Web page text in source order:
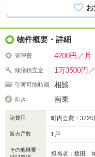
物件概要・詳細
管理費 4200円／月
修繕積立金 1万3500円
引渡可能時期 相談
向き 南東
諸費用 町内会費：3720
販売戸数 1戸
その他概要・
担当者：坂田